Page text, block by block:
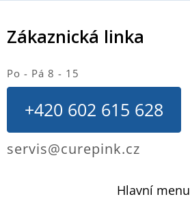
Hlavní menu
Zákaznická linka
Po - Pá 8 - 15
+420 602 615 628
servis@curepink.cz